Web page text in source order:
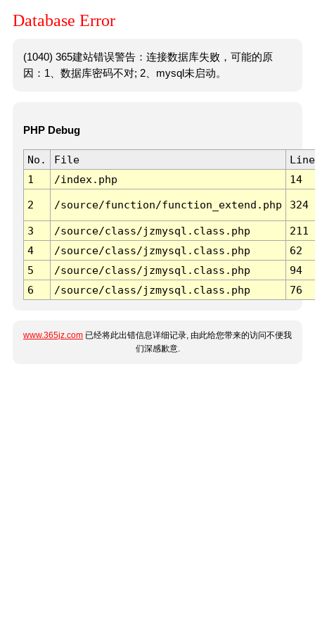
Database Error
(1040) 365建站错误警告：连接数据库失败，可能的原
因：1、数据库密码不对; 2、mysql未启动。
PHP Debug
No. File
Line
1
/index.php 14
2 /source/function/function_extend.php 324
3 /source/class/jzmysql.class.php
211
4
/source/class/jzmysql.class.php
62
5
/source/class/jzmysql.class.php
94
6
/source/class/jzmysql.class.php 76
www.365jz.com 已经将此出错信息详细记录, 由此给您带来的访问不便我
们深感歉意.